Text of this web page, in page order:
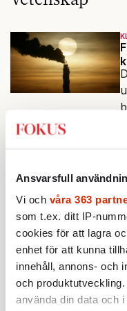
Ansvarsfull
Vi och våra 363
som t.ex. ditt IP-
cookies för att lagra
enhet för att kunna
innehåll, annons- och
och
använda din data och